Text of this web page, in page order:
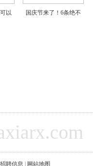
以 国庆节来了！6条绝不
招聘信息 网站地图